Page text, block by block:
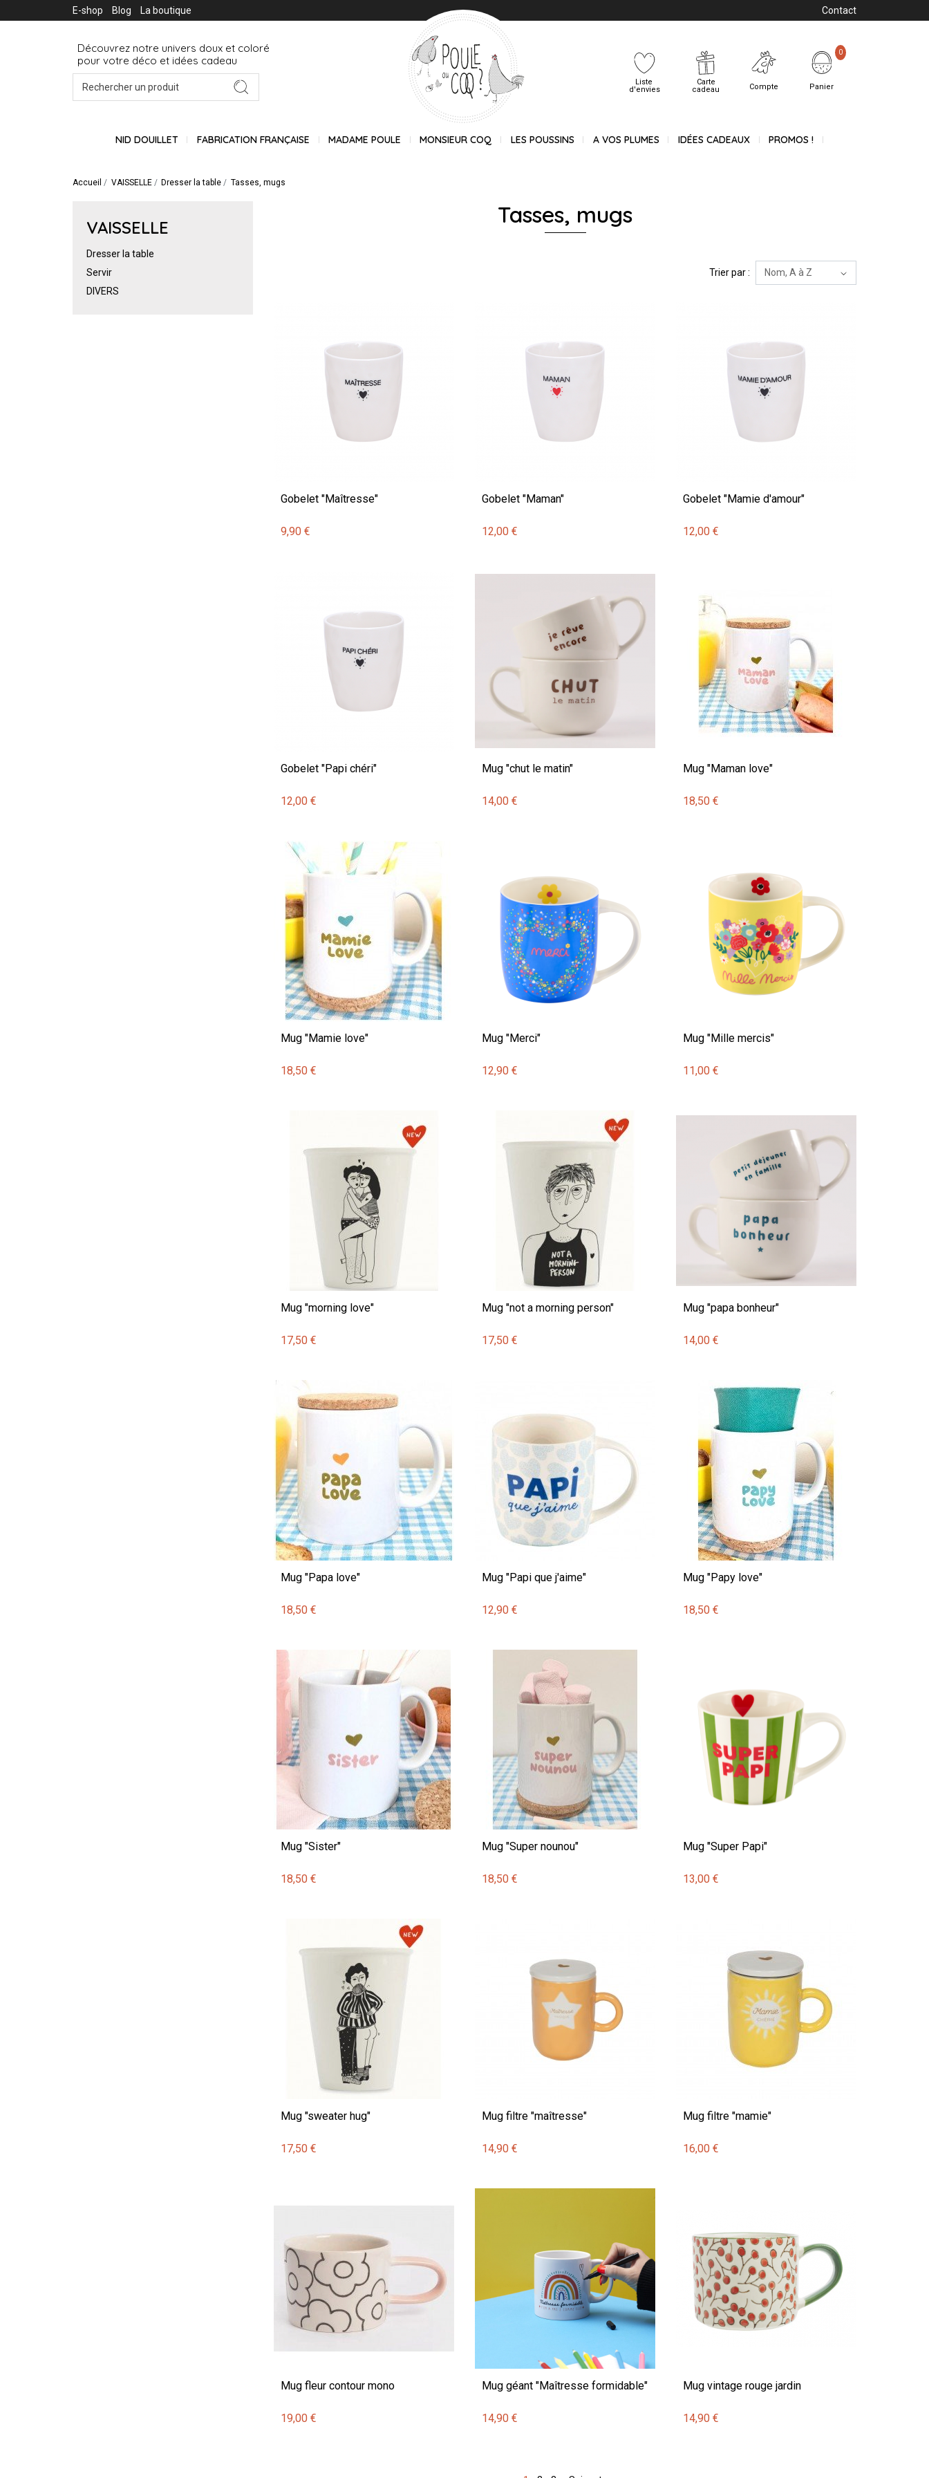
E-shop Blog La boutique Contact
Découvrez notre univers doux et coloré
pour votre déco et idées cadeau
Liste
d'envies
Carte
cadeau
Compte Panier
0
NID DOUILLET FABRICATION FRANÇAISE MADAME POULE MONSIEUR COQ LES POUSSINS A VOS PLUMES IDÉES CADEAUX PROMOS !
Accueil VAISSELLE Dresser la table Tasses, mugs
VAISSELLE
Dresser la table
Servir
DIVERS
Tasses, mugs
Trier par :
Gobelet "Maîtresse"
9,90 €
Gobelet "Maman"
12,00 €
Gobelet "Mamie d'amour"
12,00 €
Gobelet "Papi chéri"
12,00 €
Mug "chut le matin"
14,00 €
Mug "Maman love"
18,50 €
Mug "Mamie love"
18,50 €
Mug "Merci"
12,90 €
Mug "Mille mercis"
11,00 €
Mug "morning love"
17,50 €
Mug "not a morning person"
17,50 €
Mug "papa bonheur"
14,00 €
Mug "Papa love"
18,50 €
Mug "Papi que j'aime"
12,90 €
Mug "Papy love"
18,50 €
Mug "Sister"
18,50 €
Mug "Super nounou"
18,50 €
Mug "Super Papi"
13,00 €
Mug "sweater hug"
17,50 €
Mug filtre "maîtresse"
14,90 €
Mug filtre "mamie"
16,00 €
Mug fleur contour mono
19,00 €
Mug géant "Maîtresse formidable"
14,90 €
Mug vintage rouge jardin
14,90 €